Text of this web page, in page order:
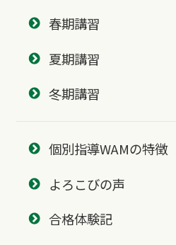
春期講習
夏期講習
冬期講習
個別指導WAMの特徴
よろこびの声
合格体験記